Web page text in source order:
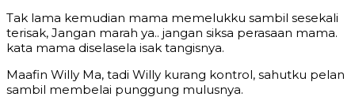
Tak lama kemudian mama memelukku sambil sesekali
terisak, Jangan marah ya.. jangan siksa perasaan mama.
kata mama diselasela isak tangisnya.
Maafin Willy Ma, tadi Willy kurang kontrol, sahutku pelan
sambil membelai punggung mulusnya.